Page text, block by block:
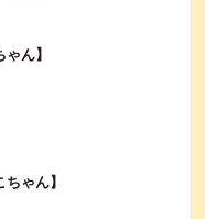
ん】
ゃん】